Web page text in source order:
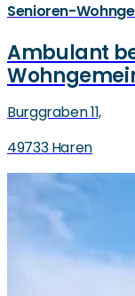
Senioren-
Ambulant
Burggraben 11,
49733 Haren